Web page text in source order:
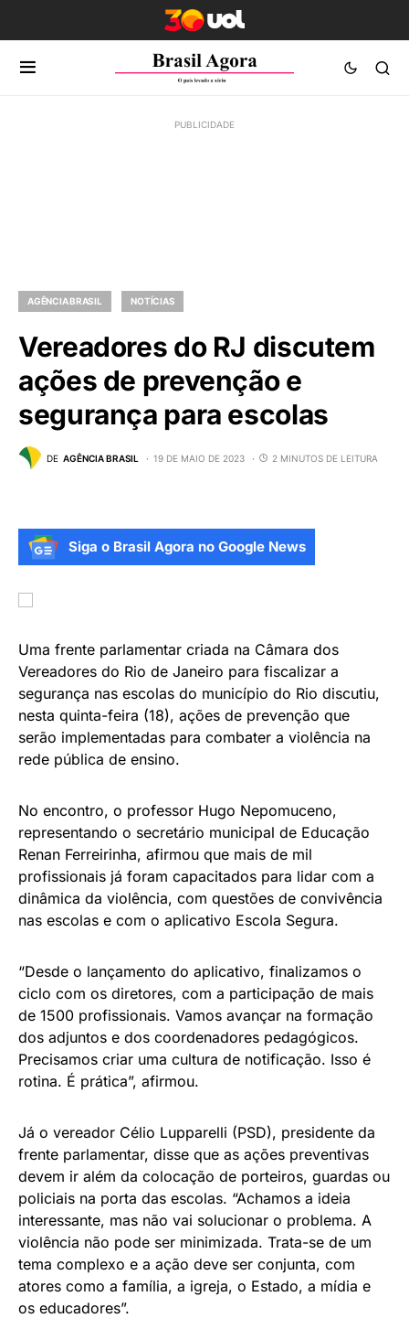
AGÊNCIA BRASIL NOTÍCIAS
Vereadores do RJ discutem
ações de prevenção e
segurança para escolas
DE AGÊNCIA BRASIL 19 DE MAIO DE 2023 2 MINUTOS DE LEITURA
Siga o Brasil Agora no Google News
Uma frente parlamentar criada na Câmara dos
Vereadores do Rio de Janeiro para fiscalizar a
segurança nas escolas do município do Rio discutiu,
nesta quinta-feira (18), ações de prevenção que
serão implementadas para combater a violência na
rede pública de ensino.
No encontro, o professor Hugo Nepomuceno,
representando o secretário municipal de Educação
Renan Ferreirinha, afirmou que mais de mil
profissionais já foram capacitados para lidar com a
dinâmica da violência, com questões de convivência
nas escolas e com o aplicativo Escola Segura.
“Desde o lançamento do aplicativo, finalizamos o
ciclo com os diretores, com a participação de mais
de 1500 profissionais. Vamos avançar na formação
dos adjuntos e dos coordenadores pedagógicos.
Precisamos criar uma cultura de notificação. Isso é
rotina. É prática”, afirmou.
Já o vereador Célio Lupparelli (PSD), presidente da
frente parlamentar, disse que as ações preventivas
devem ir além da colocação de porteiros, guardas ou
policiais na porta das escolas. “Achamos a ideia
interessante, mas não vai solucionar o problema. A
violência não pode ser minimizada. Trata-se de um
tema complexo e a ação deve ser conjunta, com
atores como a família, a igreja, o Estado, a mídia e
os educadores”.